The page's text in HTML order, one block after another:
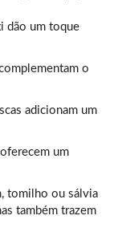
dão um toque
o
adicionam um
um
tomilho ou sálvia
também trazem